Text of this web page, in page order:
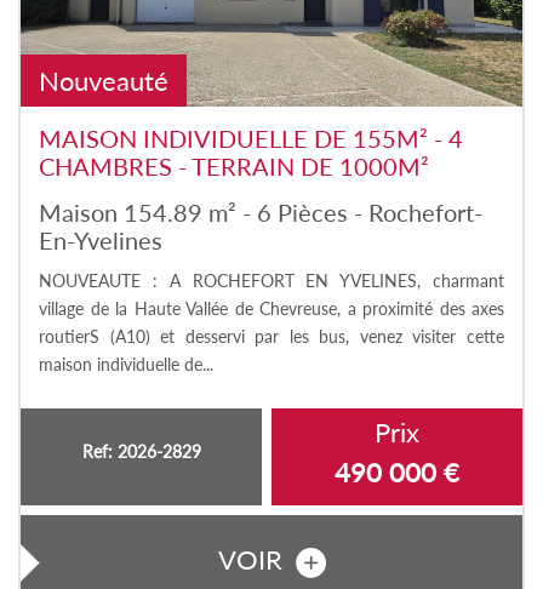
Nouveauté
MAISON INDIVIDUELLE DE 155M² - 4
CHAMBRES - TERRAIN DE 1000M²
Maison 154.89 m² - 6 Pièces - Rochefort-
En-Yvelines
NOUVEAUTE : A ROCHEFORT EN YVELINES, charmant
village de la Haute Vallée de Chevreuse, a proximité des axes
routierS (A10) et desservi par les bus, venez visiter cette
maison individuelle de...
Ref: 2026-2829
Prix
490 000 €
VOIR